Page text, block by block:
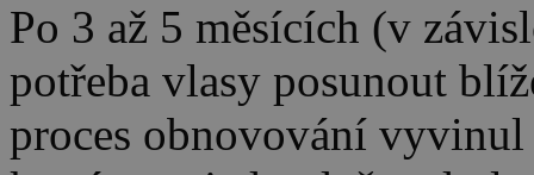
Po 3 až 5 měsících (v
potřeba vlasy posunout
proces obnovování